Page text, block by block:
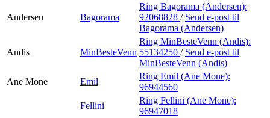
Andersen Bagorama
Ring Bagorama (Andersen):
92068828 / Send e-post til
Bagorama (Andersen)
Andis MinBesteVenn
Ring MinBesteVenn (Andis):
55134250 / Send e-post til
MinBesteVenn (Andis)
Ane Mone
Emil
Ring Emil (Ane Mone):
96944560
Fellini
Ring Fellini (Ane Mone):
96947018